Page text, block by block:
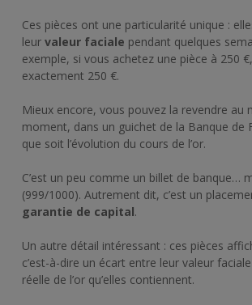
Ces pièces ont une particularité unique :
leur valeur faciale pendant quelques
exemple, si vous achetez une pièce à 250
exactement 250 €.
Mieux encore, vous pouvez la revendre au
moment, dans un guichet de la Banque de
que soit l’évolution du cours de l’or.
C’est un peu comme un billet de banque…
(999/1000). Autrement dit, c’est un
garantie de capital.
Un autre détail intéressant : ces pièces
c’est-à-dire un écart entre leur valeur
réelle de l’or qu’elles contiennent.